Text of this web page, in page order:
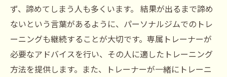
ず、諦めてしまう人も多くいます。 結果が出るまで諦め
ないという言葉があるように、パーソナルジムでのトレ
ーニングも継続することが大切です。専属トレーナーが
必要なアドバイスを行い、その人に適したトレーニング
方法を提供します。また、トレーナーが一緒にトレーニ